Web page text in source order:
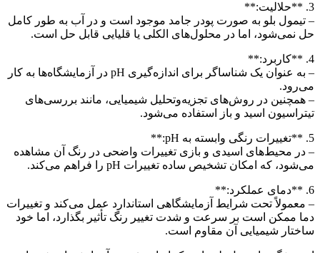
3. **حلالیت:**
– تیمول بلو به صورت پودر جامد موجود است و در آب به طور کامل
حل نمی‌شود، اما در محلول‌های الکلی یا قلیایی قابل حل است.
4. **کاربرد:**
– به عنوان یک شناساگر برای اندازه‌گیری pH در آزمایشگاه‌ها به کار
می‌رود.
– همچنین در روش‌های تجزیه‌وتحلیل شیمیایی، مانند بررسی‌های
تیتراسیون اسید و باز استفاده می‌شود.
5. **تغییرات رنگی وابسته به pH:**
– در محیط‌های اسیدی و بازی تغییرات واضحی در رنگ آن مشاهده
می‌شود، که امکان تشخیص ساده تغییرات pH را فراهم می‌کند.
6. **دمای عملکرد:**
– معمولاً تحت شرایط آزمایشگاهی استاندارد عمل می‌کند و تغییرات
دما ممکن است بر سرعت و شدت تغییر رنگ تأثیر بگذارد، اما خود
ساختار شیمیایی آن مقاوم است.